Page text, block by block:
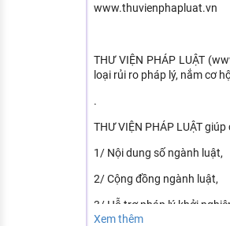
XÂY DỰNG VÀ PHÁT TRIỂN ĐỘI NGŨ
www.thuvienphapluat.vn
THƯ VIỆN PHÁP LUẬT
loại rủi ro pháp lý, nắm cơ
.
THƯ VIỆN PHÁP LUẬT
1/ Nội dung số ngành luật,
2/ Cộng đồng ngành luật,
3/ Hỗ trợ pháp lý khởi
Xem thêm